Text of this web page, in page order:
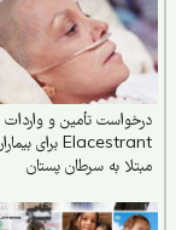
تأمین و واردات داروی
Elacestrant برای بیماران
به سرطان پستان